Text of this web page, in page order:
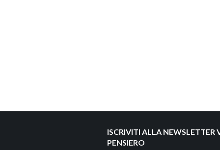
ISCRIVITI ALLA NEWSLETTER
PENSIERO